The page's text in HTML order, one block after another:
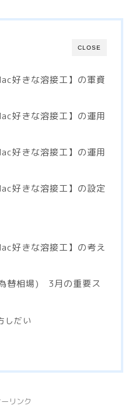
CLOSE
好きな溶接工】の軍資
好きな溶接工】の運用
好きな溶接工】の運用
好きな溶接工】の設定
好きな溶接工】の考え
替相場) 3月の重要ス
しだい
リンク